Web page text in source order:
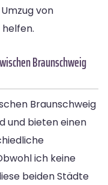
von
Braunschweig
Braunschweig
und bieten einen
ich keine
beiden Städte